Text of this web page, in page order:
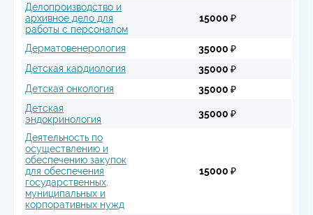
Делопроизводство и
архивное дело для
работы с персоналом
15000 ₽
Дерматовенерология
35000 ₽
Детская кардиология
35000 ₽
Детская онкология
35000 ₽
Детская
эндокринология
35000 ₽
Деятельность по
осуществлению и
обеспечению закупок
для обеспечения
государственных,
муниципальных и
корпоративных нужд
15000 ₽